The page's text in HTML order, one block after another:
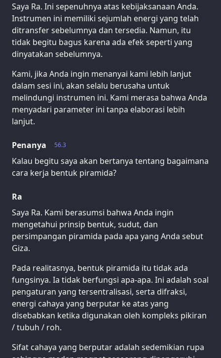
Saya Ra. Ini sepenuhnya atas kebijaksanaan Anda.
Instrumen ini memiliki sejumlah energi yang telah
ditransfer sebelumnya dan tersedia. Namun, itu
tidak begitu bagus karena ada efek seperti yang
dinyatakan sebelumnya.
Kami, jika Anda ingin menanyai kami lebih lanjut
dalam sesi ini, akan selalu berusaha untuk
melindungi instrumen ini. Kami merasa bahwa Anda
menyadari parameter ini tanpa elaborasi lebih
lanjut.
56.3
Penanya
Kalau begitu saya akan bertanya tentang bagaimana
cara kerja bentuk piramida?
Ra
Saya Ra. Kami berasumsi bahwa Anda ingin
mengetahui prinsip bentuk, sudut, dan
persimpangan piramida pada apa yang Anda sebut
Giza.
Pada realitasnya, bentuk piramida itu tidak ada
fungsinya. Ia tidak berfungsi apa-apa. Ini adalah soal
pengaturan yang tersentralisasi, serta difraksi,
energi cahaya yang berputar ke atas yang
disebabkan ketika digunakan oleh kompleks pikiran
/ tubuh / roh.
Sifat cahaya yang berputar adalah sedemikian rupa